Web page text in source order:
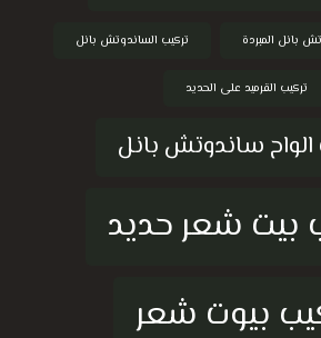
بانل المبردة تركيب الساندوتش بانل
تركيب القرميد على الحديد
الواح ساندوتش بانل
بيت شعر حديد
بيوت شعر